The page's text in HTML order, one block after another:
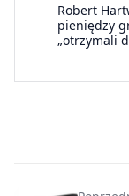
Robert
pieniędzy
„otrzymali